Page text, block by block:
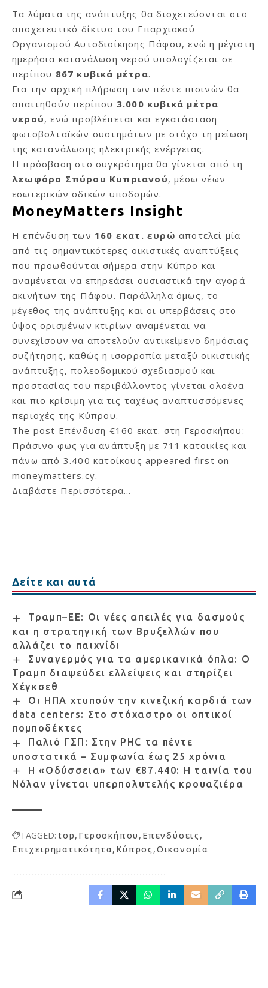
Τα λύματα της ανάπτυξης θα διοχετεύονται στο
αποχετευτικό δίκτυο του Επαρχιακού
Οργανισμού Αυτοδιοίκησης Πάφου, ενώ η μέγιστη
ημερήσια κατανάλωση νερού υπολογίζεται σε
περίπου 867 κυβικά μέτρα.
Για την αρχική πλήρωση των πέντε πισινών θα
απαιτηθούν περίπου 3.000 κυβικά μέτρα
νερού, ενώ προβλέπεται και εγκατάσταση
φωτοβολταϊκών συστημάτων με στόχο τη μείωση
της κατανάλωσης ηλεκτρικής ενέργειας.
Η πρόσβαση στο συγκρότημα θα γίνεται από τη
λεωφόρο Σπύρου Κυπριανού, μέσω νέων
εσωτερικών οδικών υποδομών.
MoneyMatters Insight
Η επένδυση των 160 εκατ. ευρώ αποτελεί μία
από τις σημαντικότερες οικιστικές αναπτύξεις
που προωθούνται σήμερα στην Κύπρο και
αναμένεται να επηρεάσει ουσιαστικά την αγορά
ακινήτων της Πάφου. Παράλληλα όμως, το
μέγεθος της ανάπτυξης και οι υπερβάσεις στο
ύψος ορισμένων κτιρίων αναμένεται να
συνεχίσουν να αποτελούν αντικείμενο δημόσιας
συζήτησης, καθώς η ισορροπία μεταξύ οικιστικής
ανάπτυξης, πολεοδομικού σχεδιασμού και
προστασίας του περιβάλλοντος γίνεται ολοένα
και πιο κρίσιμη για τις ταχέως αναπτυσσόμενες
περιοχές της Κύπρου.
The post Επένδυση €160 εκατ. στη Γεροσκήπου:
Πράσινο φως για ανάπτυξη με 711 κατοικίες και
πάνω από 3.400 κατοίκους appeared first on
moneymatters.cy.
Διαβάστε Περισσότερα...
Δείτε και αυτά
Τραμπ–ΕΕ: Οι νέες απειλές για δασμούς
και η στρατηγική των Βρυξελλών που
αλλάζει το παιχνίδι
Συναγερμός για τα αμερικανικά όπλα: Ο
Τραμπ διαψεύδει ελλείψεις και στηρίζει
Χέγκσεθ
Οι ΗΠΑ χτυπούν την κινεζική καρδιά των
data centers: Στο στόχαστρο οι οπτικοί
πομποδέκτες
Παλιό ΓΣΠ: Στην PHC τα πέντε
υποστατικά – Συμφωνία έως 25 χρόνια
Η «Οδύσσεια» των €87.440: Η ταινία του
Νόλαν γίνεται υπερπολυτελής κρουαζιέρα
TAGGED: top Γεροσκήπου Επενδύσεις
Επιχειρηματικότητα Κύπρος Οικονομία